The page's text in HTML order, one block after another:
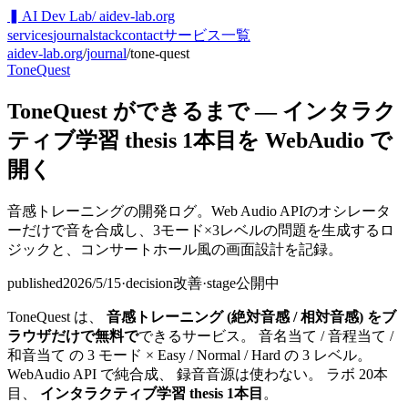
AI Dev Lab/ aidev-lab.org
servicesjournalstackcontactサービス一覧
aidev-lab.org/journal/tone-quest
ToneQuest
ToneQuest ができるまで — インタラク
ティブ学習 thesis 1本目を WebAudio で
開く
音感トレーニングの開発ログ。Web Audio APIのオシレータ
ーだけで音を合成し、3モード×3レベルの問題を生成するロ
ジックと、コンサートホール風の画面設計を記録。
published2026/5/15·decision改善·stage公開中
ToneQuest は、 音感トレーニング (絶対音感 / 相対音感) をブ
ラウザだけで無料でできるサービス。 音名当て / 音程当て /
和音当て の 3 モード × Easy / Normal / Hard の 3 レベル。
WebAudio API で純合成、 録音音源は使わない。 ラボ 20本
目、 インタラクティブ学習 thesis 1本目 。